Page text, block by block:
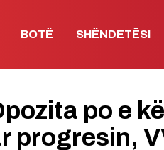
BOTË SHËNDETËSI
po e
progresin,